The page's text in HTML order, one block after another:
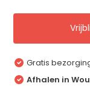
Gratis
Afhalen in